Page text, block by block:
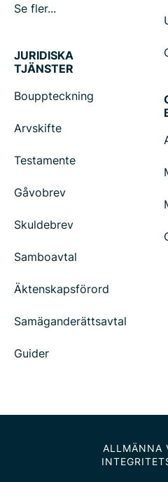
Se fler...
JURIDISKA
TJÄNSTER
Bouppteckning
Arvskifte
Testamente
Gåvobrev
Skuldebrev
Samboavtal
Äktenskapsförord
Samäganderättsavtal
Guider
ALLMÄNNA